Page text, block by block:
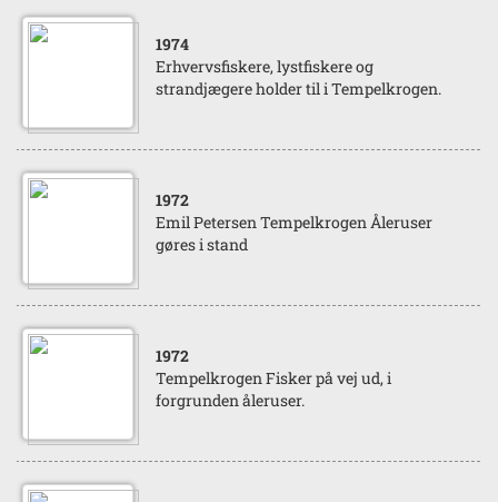
1974
Erhvervsfiskere, lystfiskere og
strandjægere holder til i Tempelkrogen.
1972
Emil Petersen Tempelkrogen Åleruser
gøres i stand
1972
Tempelkrogen Fisker på vej ud, i
forgrunden åleruser.